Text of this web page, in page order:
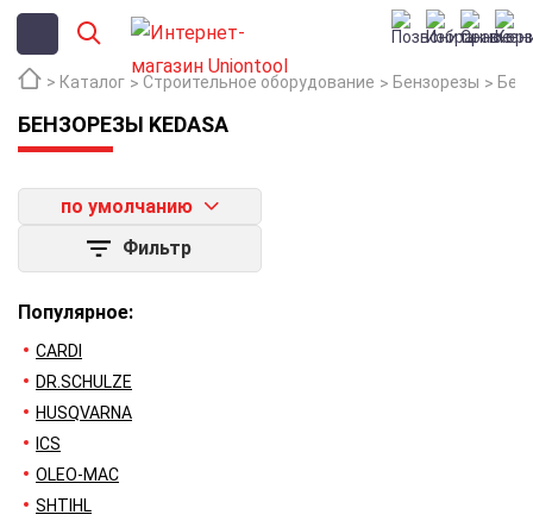
Каталог Строительное оборудование Бензорезы
Популярное:
CARDI
DR.SCHULZE
HUSQVARNA
ICS
OLEO-MAC
SHTIHL
БЕНЗОРЕЗЫ KEDASA
по умолчанию
Фильтр